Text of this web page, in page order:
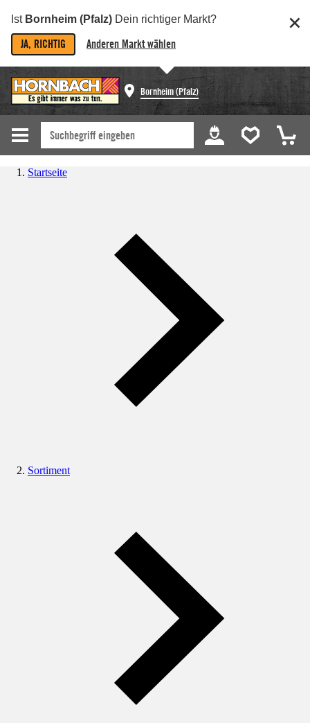
Ist Bornheim (Pfalz) Dein richtiger Markt?
JA, RICHTIG Anderen Markt wählen
Bornheim (Pfalz)
Startseite
Sortiment